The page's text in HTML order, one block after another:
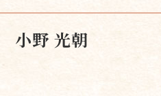
小野 光朝